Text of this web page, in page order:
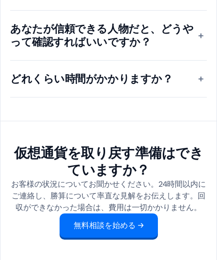
あなたが信頼できる人物だと、どうや
って確認すればいいですか？
+
どれくらい時間がかかりますか？ +
仮想通貨を取り戻す準備はでき
ていますか？
お客様の状況についてお聞かせください。24時間以内に
ご連絡し、勝算について率直な見解をお伝えします。回
収ができなかった場合は、費用は一切かかりません。
無料相談を始める →